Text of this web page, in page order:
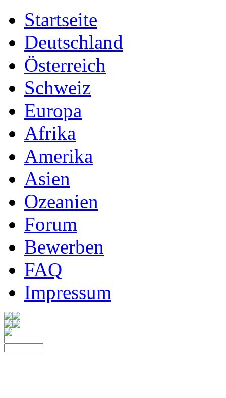
Startseite
Deutschland
Österreich
Schweiz
Europa
Afrika
Amerika
Asien
Ozeanien
Forum
Bewerben
FAQ
Impressum